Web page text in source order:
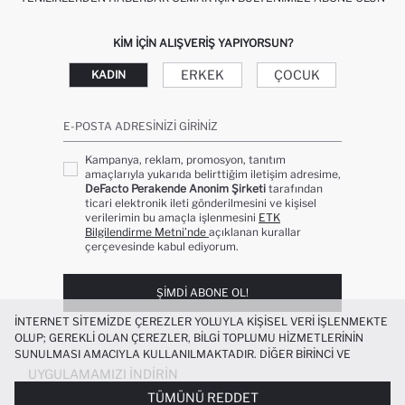
KIM IÇIN ALIŞVERIŞ YAPIYORSUN?
KADIN ERKEK ÇOCUK
E-POSTA ADRESINIZI GIRINIZ
Kampanya, reklam, promosyon, tanıtım
amaçlarıyla yukarıda belirttiğim iletişim adresime,
DeFacto Perakende Anonim Şirketi tarafından
ticari elektronik ileti gönderilmesini ve kişisel
verilerimin bu amaçla işlenmesini ETK
Bilgilendirme Metni’nde açıklanan kurallar
çerçevesinde kabul ediyorum.
ŞIMDI ABONE OL!
UYGULAMAMIZI İNDIRIN
İNTERNET SITEMIZDE ÇEREZLER YOLUYLA KIŞISEL VERI IŞLENMEKTE
OLUP; GEREKLI OLAN ÇEREZLER, BILGI TOPLUMU HIZMETLERININ
SUNULMASI AMACIYLA KULLANILMAKTADIR. DIĞER BIRINCI VE
ÜÇÜNCÜ TARAF ÇEREZLER ISE SIZE DAHA IYI BIR ALIŞVERIŞ
DENEYIMI SUNULABILMESI, SITEMIZIN DAHA IŞLEVSEL KILINMASI VE
TÜMÜNÜ REDDET